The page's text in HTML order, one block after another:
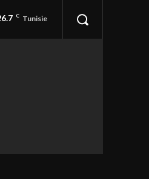
C Tunisie